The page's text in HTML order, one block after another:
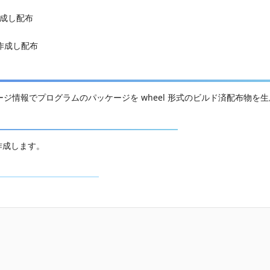
し配布
成し配布
情報でプログラムのパッケージを wheel 形式のビルド済配布物を
します。